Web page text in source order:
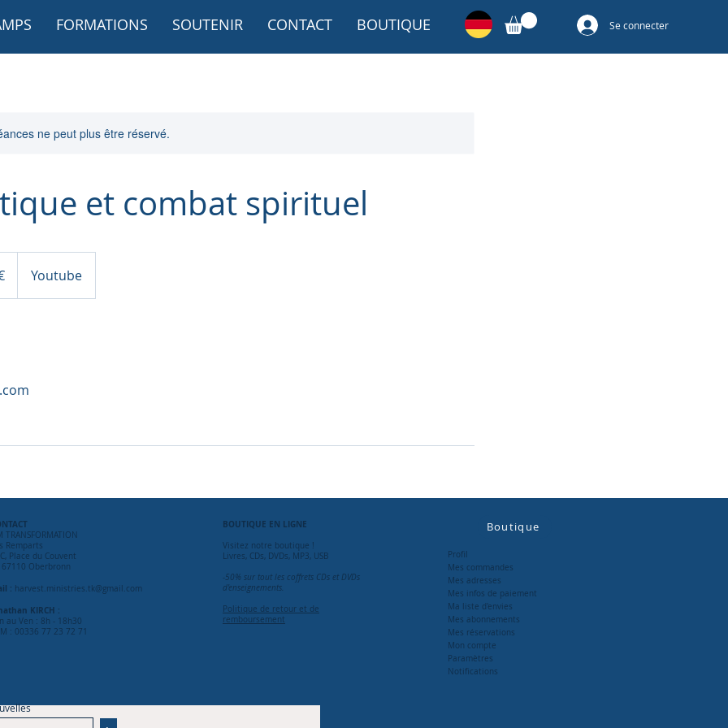
FORMATIONS SOUTENIR CONTACT BOUTIQUE Se connecter
ne peut plus être réservé.
et combat spirituel
Youtube
TRANSFORMATION
Remparts
Place du Couvent
67110 Oberbronn
: harvest.ministries.tk@gmail.com
KIRCH :
au Ven : 8h - 18h30
: 00336 77 23 72 71
BOUTIQUE EN LIGNE
Visitez notre boutique !
Livres, CDs, DVDs, MP3, USB
-50% sur tout les coffrets CDs et DVDs
d'enseignements.
Politique de retour et de
remboursement
Boutique
Profil
Mes commandes
Mes adresses
Mes infos de paiement
Ma liste d'envies
Mes abonnements
Mes réservations
Mon compte
Paramètres
Notifications